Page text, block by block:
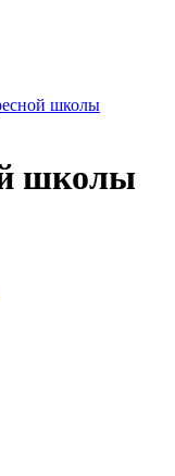
школы
школы